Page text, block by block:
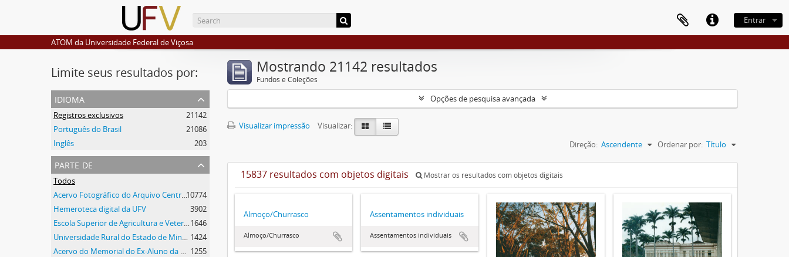
Entrar
ATOM da Universidade Federal de Viçosa
Limite seus resultados por:
idioma
Registros exclusivos
21142
Português do Brasil
21086
Inglês
203
parte de
Todos
Acervo Fotográfico do Arquivo Central Histórico da UFV10774
Hemeroteca digital da UFV
3902
Escola Superior de Agricultura e Veterinária (ESAV)1646
Universidade Rural do Estado de Minas Gerais 1424
Acervo do Memorial do Ex-Aluno da UFV 1255
Mostrando 21142 resultados
Fundos e Coleções
Opções de pesquisa avançada
Visualizar impressão
Visualizar:
Ordenar por: Título
Direção: Ascendente
15837 resultados com objetos digitais Mostrar os resultados com objetos digitais
Almoço/Churrasco
Almoço/Churrasco
Assentamentos individuais
Assentamentos individuais